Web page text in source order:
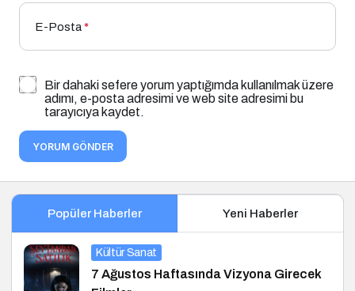
E-Posta*
Bir dahaki sefere yorum yaptığımda kullanılmak üzere
adımı, e-posta adresimi ve web site adresimi bu
tarayıcıya kaydet.
YORUM GÖNDER
Popüler Haberler Yeni Haberler
Kültür Sanat
7 Ağustos Haftasında Vizyona Girecek